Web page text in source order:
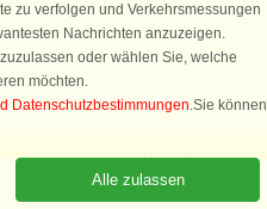
zu verfolgen und Verkehrsmessungen
Nachrichten anzuzeigen.
oder wählen Sie, welche
möchten.
Datenschutzbestimmungen.Sie können
bei, dass unsere Webseite
wie das Erinnern an die
Alle zulassen